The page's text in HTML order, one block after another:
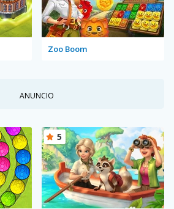
Zoo Boom
ANUNCIO
5